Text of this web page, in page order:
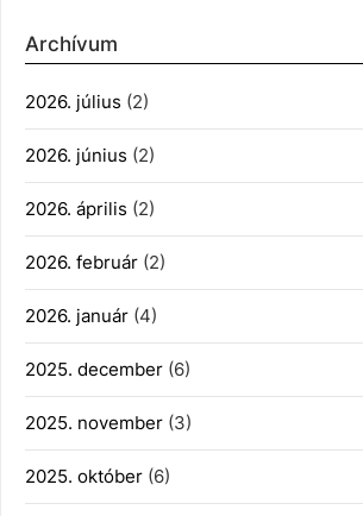
Archívum
2026. július (2)
2026. június (2)
2026. április (2)
2026. február (2)
2026. január (4)
2025. december (6)
2025. november (3)
2025. október (6)